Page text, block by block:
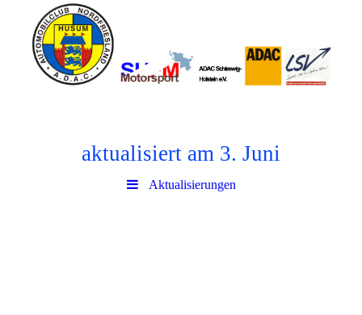
aktualisiert am 3. Juni
Aktualisierungen